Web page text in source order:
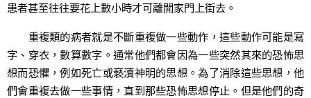
患者甚至往往要花上數小時才可離開家門上街去。
重複類的病者就是不斷重複做一些動作，這些動作可能是寫
字、穿衣，數算數字。通常他們都會因為一些突然其來的恐怖思
想而恐懼，例如死亡或褻瀆神明的思想。為了消除這些思想，他
們會重複去做一些事情，直到那些恐怖思想停止。但是他們的奇